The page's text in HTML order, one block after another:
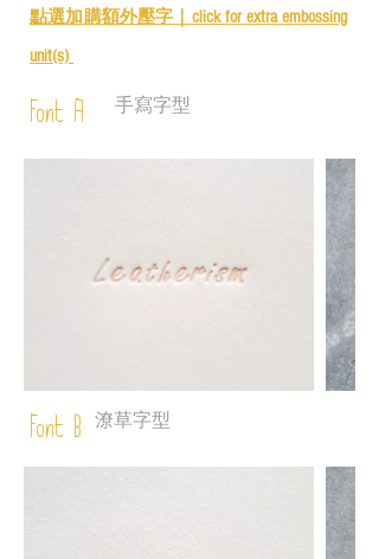
點選加購額外壓字｜ click for extra embossing
unit(s)
Font A 手寫字型
Font B 潦草字型